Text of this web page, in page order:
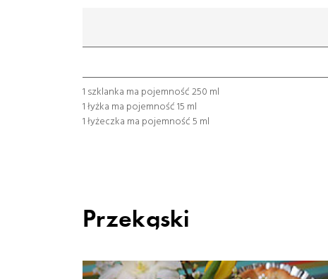
łyżeczka łyżka szklanka
1 szklanka ma pojemność 250 ml
1 łyżka ma pojemność 15 ml
1 łyżeczka ma pojemność 5 ml
Przekąski